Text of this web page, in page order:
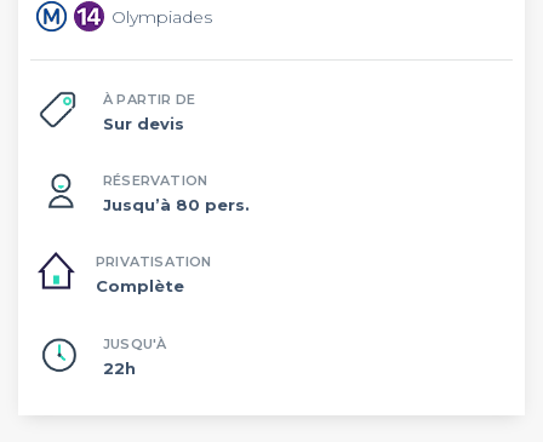
Olympiades
À PARTIR DE
Sur devis
RÉSERVATION
Jusqu’à 80 pers.
PRIVATISATION
Complète
JUSQU'À
22h